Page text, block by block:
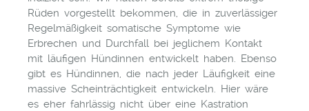
Rüden vorgestellt bekommen, die in zuverlässiger
Regelmäßigkeit somatische Symptome wie
Erbrechen und Durchfall bei jeglichem Kontakt
mit läufigen Hündinnen entwickelt haben. Ebenso
gibt es Hündinnen, die nach jeder Läufigkeit eine
massive Scheinträchtigkeit entwickeln. Hier wäre
es eher fahrlässig nicht über eine Kastration